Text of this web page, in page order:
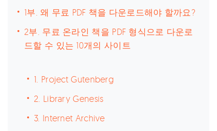
1부. 왜 무료 PDF 책을 다운로드해야 할까요?
2부. 무료 온라인 책을 PDF 형식으로 다운로
드할 수 있는 10개의 사이트
1. Project Gutenberg
2. Library Genesis
3. Internet Archive